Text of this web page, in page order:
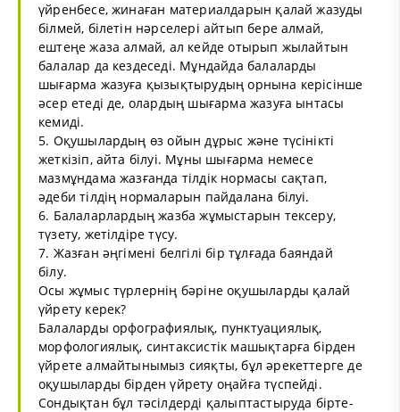
үйренбесе, жинаған материалдарын қалай жазуды
білмей, білетін нәрселері айтып бере алмай,
ештеңе жаза алмай, ал кейде отырып жылайтын
балалар да кездеседі. Мұндайда балаларды
шығарма жазуға қызықтырудың орнына керісінше
әсер етеді де, олардың шығарма жазуға ынтасы
кемиді.
5. Оқушылардың өз ойын дұрыс және түсінікті
жеткізіп, айта білуі. Мұны шығарма немесе
мазмұндама жазғанда тілдік нормасы сақтап,
әдеби тілдің нормаларын пайдалана білуі.
6. Балаларлардың жазба жұмыстарын тексеру,
түзету, жетілдіре түсу.
7. Жазған әңгімені белгілі бір тұлғада баяндай
білу.
Осы жұмыс түрлернің бәріне оқушыларды қалай
үйрету керек?
Балаларды орфографиялық, пунктуациялық,
морфологиялық, синтаксистік машықтарға бірден
үйрете алмайтынымыз сияқты, бұл әрекеттерге де
оқушыларды бірден үйрету оңайға түспейді.
Сондықтан бұл тәсілдерді қалыптастыруда бірте-